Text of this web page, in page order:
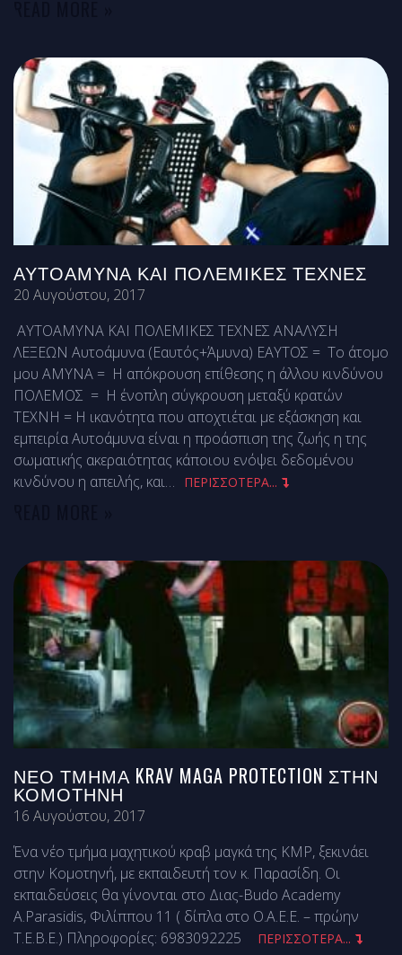
ΑΥΤΟΆΜΥΝΑ ΚΑΙ ΠΟΛΕΜΙΚΈΣ ΤΈΧΝΕΣ
20 Αυγούστου, 2017
ΑΥΤΟΑΜΥΝΑ ΚΑΙ ΠΟΛΕΜΙΚΕΣ ΤΕΧΝΕΣ ΑΝΑΛΥΣΗ
ΛΕΞΕΩΝ Αυτοάμυνα (Εαυτός+Άμυνα) ΕΑΥΤΟΣ = Το άτομο
μου ΑΜΥΝΑ = Η απόκρουση επίθεσης η άλλου κινδύνου
ΠΟΛΕΜΟΣ = Η ένοπλη σύγκρουση μεταξύ κρατών
ΤΕΧΝΗ = Η ικανότητα που αποχτιέται με εξάσκηση και
εμπειρία Αυτοάμυνα είναι η προάσπιση της ζωής η της
σωματικής ακεραιότητας κάποιου ενόψει δεδομένου
κινδύνου η απειλής, και… ΠΕΡΙΣΣΟΤΕΡΑ...
ΝΈΟ ΤΜΉΜΑ KRAV MAGA PROTECTION ΣΤΗΝ
ΚΟΜΟΤΗΝΉ
16 Αυγούστου, 2017
Ένα νέο τμήμα μαχητικού κραβ μαγκά της ΚΜΡ, ξεκινάει
στην Κομοτηνή, με εκπαιδευτή τον κ. Παρασίδη. Οι
εκπαιδεύσεις θα γίνονται στο Διας-Budo Academy
A.Parasidis, Φιλίππου 11 ( δίπλα στο Ο.Α.Ε.Ε. – πρώην
Τ.Ε.Β.Ε.) Πληροφορίες: 6983092225
ΠΕΡΙΣΣΟΤΕΡΑ...